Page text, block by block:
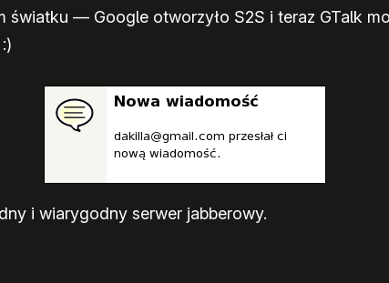
światku — Google otworzyło S2S i teraz GTalk
i wiarygodny serwer jabberowy.